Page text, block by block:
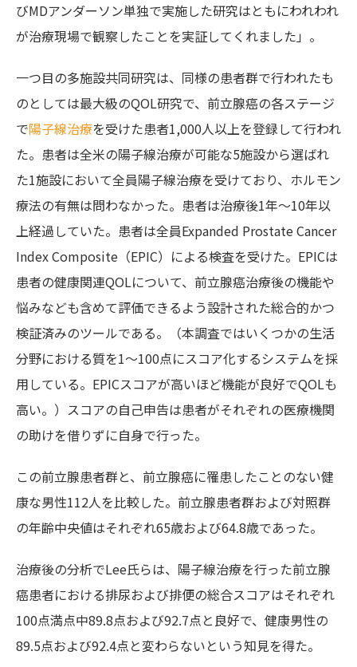
びMDアンダーソン単独で実施した研究はともにわれわれ
が治療現場で観察したことを実証してくれました」。
一つ目の多施設共同研究は、同様の患者群で行われたも
のとしては最大級のQOL研究で、前立腺癌の各ステージ
で陽子線治療を受けた患者1,000人以上を登録して行われ
た。患者は全米の陽子線治療が可能な5施設から選ばれ
た1施設において全員陽子線治療を受けており、ホルモン
療法の有無は問わなかった。患者は治療後1年～10年以
上経過していた。患者は全員Expanded Prostate Cancer
Index Composite（EPIC）による検査を受けた。EPICは
患者の健康関連QOLについて、前立腺癌治療後の機能や
悩みなども含めて評価できるよう設計された総合的かつ
検証済みのツールである。（本調査ではいくつかの生活
分野における質を1～100点にスコア化するシステムを採
用している。EPICスコアが高いほど機能が良好でQOLも
高い。）スコアの自己申告は患者がそれぞれの医療機関
の助けを借りずに自身で行った。
この前立腺患者群と、前立腺癌に罹患したことのない健
康な男性112人を比較した。前立腺患者群および対照群
の年齢中央値はそれぞれ65歳および64.8歳であった。
治療後の分析でLee氏らは、陽子線治療を行った前立腺
癌患者における排尿および排便の総合スコアはそれぞれ
100点満点中89.8点および92.7点と良好で、健康男性の
89.5点および92.4点と変わらないという知見を得た。